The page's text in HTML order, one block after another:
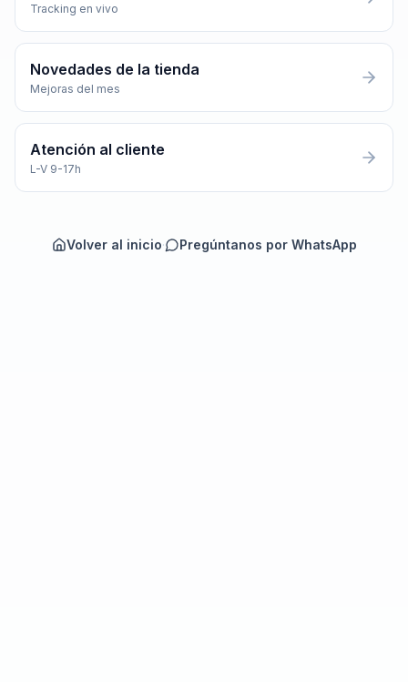
Tracking en vivo
Novedades de la tienda
Mejoras del mes
Atención al cliente
L-V 9-17h
Volver al inicio· Pregúntanos por WhatsApp